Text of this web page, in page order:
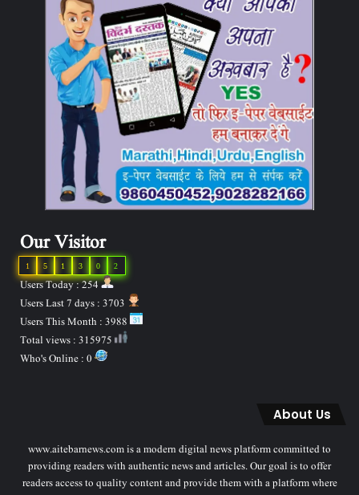
Our Visitor
2
0
3
1
5
1
Users Today : 254
About Us
www.aitebarnews.com is a modern digital news platform committed to
providing readers with authentic news and articles. Our goal is to offer
readers access to quality content and provide them with a platform where